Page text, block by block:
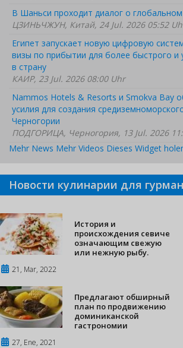
В Шаньси проходит диалог о глобальном
ЦЗИНЬЧЖУН, Китай, 24 Jul. 2026 05:52
Египет запускает новую цифровую
визы по прибытии для более быстрого и
в страну
КАИР, 23 Jul. 2026 08:00 Uhr
Nammos Hotels & Resorts и Smokva Bay
усилия для создания
Черногории
ПОДГОРИЦА, Черногория, 13 Jul. 2026
Mehr News Mehr Videos Dieses Widget
Новости кулинарии для
История и
происхождения севиче
означающим свежую
или нежную рыбу.
21, Mar, 2022
Предлагают обширный
план по продвижению
доминиканской
гастрономии
27, Ene, 2021